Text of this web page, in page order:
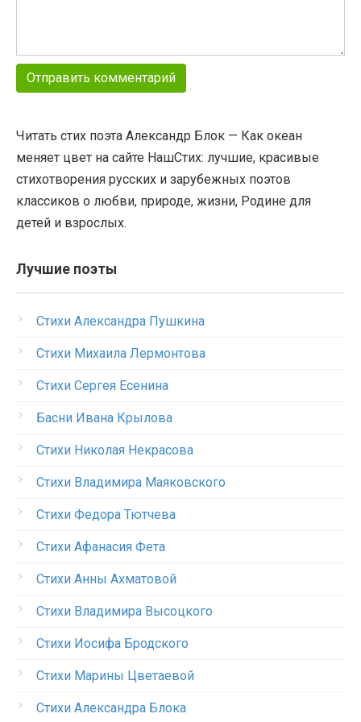
Читать стих поэта Александр Блок — Как океан
меняет цвет на сайте НашСтих: лучшие, красивые
стихотворения русских и зарубежных поэтов
классиков о любви, природе, жизни, Родине для
детей и взрослых.
Лучшие поэты
Стихи Александра Пушкина
Стихи Михаила Лермонтова
Стихи Сергея Есенина
Басни Ивана Крылова
Стихи Николая Некрасова
Стихи Владимира Маяковского
Стихи Федора Тютчева
Стихи Афанасия Фета
Стихи Анны Ахматовой
Стихи Владимира Высоцкого
Стихи Иосифа Бродского
Стихи Марины Цветаевой
Стихи Александра Блока